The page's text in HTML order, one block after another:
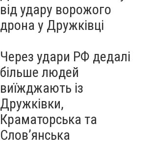
від удару ворожого
дрона у Дружківці
Через удари РФ дедалі
більше людей
виїжджають із
Дружківки,
Краматорська та
Слов’янська